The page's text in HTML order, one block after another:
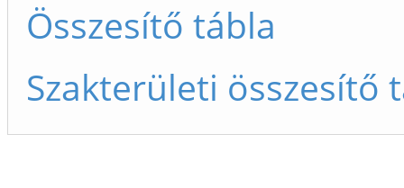
Összesítő tábla
Szakterületi összesítő